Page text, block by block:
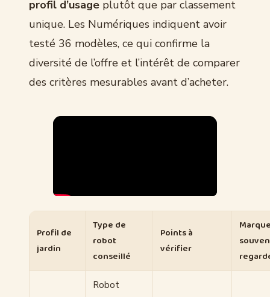
profil d’usage plutôt que par classement
unique. Les Numériques indiquent avoir
testé 36 modèles, ce qui confirme la
diversité de l’offre et l’intérêt de comparer
des critères mesurables avant d’acheter.
Profil de
jardin
Type de
robot
conseillé
Points à
vérifier
Robot